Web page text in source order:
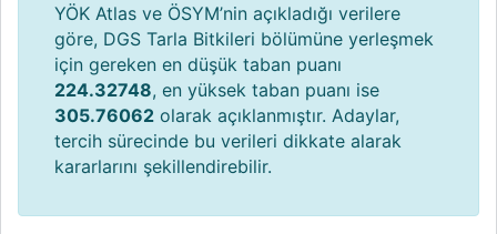
YÖK Atlas ve ÖSYM’nin açıkladığı verilere
göre, DGS Tarla Bitkileri bölümüne yerleşmek
için gereken en düşük taban puanı
224.32748, en yüksek taban puanı ise
305.76062 olarak açıklanmıştır. Adaylar,
tercih sürecinde bu verileri dikkate alarak
kararlarını şekillendirebilir.